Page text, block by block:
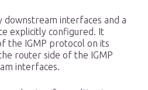
downstream interfaces and a
explicitly configured. It
the IGMP protocol on its
router side of the IGMP
interfaces.